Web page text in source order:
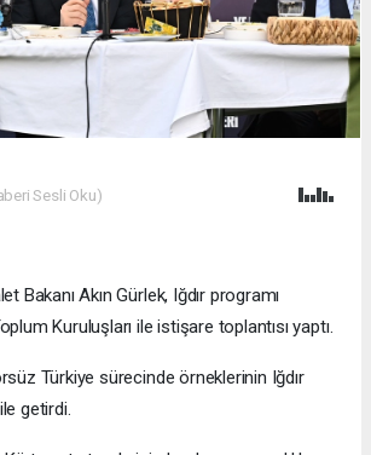
Sesli Oku)
Bakanı Akın Gürlek, Iğdır programı
Kuruluşları ile istişare toplantısı yaptı.
Türkiye sürecinde örneklerinin Iğdır
getirdi.